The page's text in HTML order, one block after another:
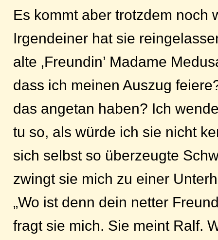
Es kommt aber trotzdem noch
Irgendeiner hat sie
alte ‚Freundin’ Madame
dass ich meinen Auszug
das angetan haben? Ich
tu so, als würde ich sie nicht
sich selbst so überzeugte
zwingt sie mich zu einer
„Wo ist denn dein netter
fragt sie mich. Sie meint Ralf.